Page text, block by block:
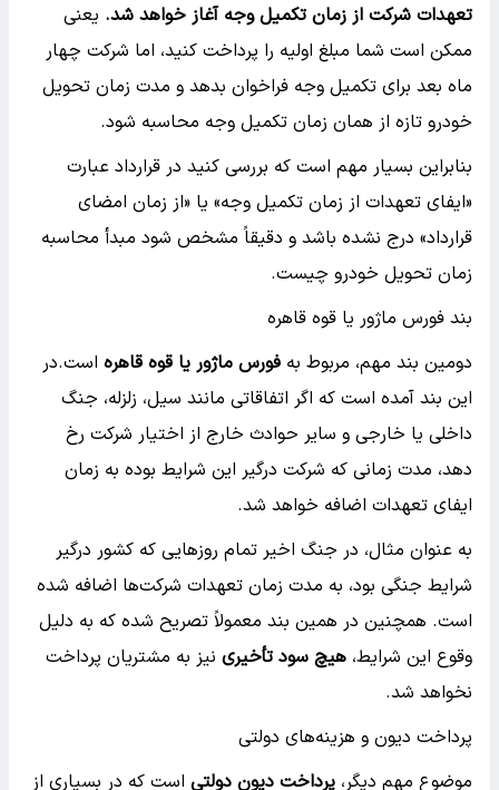
تعهدات شرکت از زمان تکمیل وجه آغاز خواهد شد. یعنی
ممکن است شما مبلغ اولیه را پرداخت کنید، اما شرکت چهار
ماه بعد برای تکمیل وجه فراخوان بدهد و مدت زمان تحویل
خودرو تازه از همان زمان تکمیل وجه محاسبه شود.
بنابراین بسیار مهم است که بررسی کنید در قرارداد عبارت
«ایفای تعهدات از زمان تکمیل وجه» یا «از زمان امضای
قرارداد» درج نشده باشد و دقیقاً مشخص شود مبدأ محاسبه
زمان تحویل خودرو چیست.
بند فورس ماژور یا قوه قاهره
دومین بند مهم، مربوط به فورس ماژور یا قوه قاهره است.در
این بند آمده است که اگر اتفاقاتی مانند سیل، زلزله، جنگ
داخلی یا خارجی و سایر حوادث خارج از اختیار شرکت رخ
دهد، مدت زمانی که شرکت درگیر این شرایط بوده به زمان
ایفای تعهدات اضافه خواهد شد.
به عنوان مثال، در جنگ اخیر تمام روزهایی که کشور درگیر
شرایط جنگی بود، به مدت زمان تعهدات شرکت‌ها اضافه شده
است. همچنین در همین بند معمولاً تصریح شده که به دلیل
وقوع این شرایط، هیچ سود تأخیری نیز به مشتریان پرداخت
نخواهد شد.
پرداخت دیون و هزینه‌های دولتی
موضوع مهم دیگر، پرداخت دیون دولتی است که در بسیاری از